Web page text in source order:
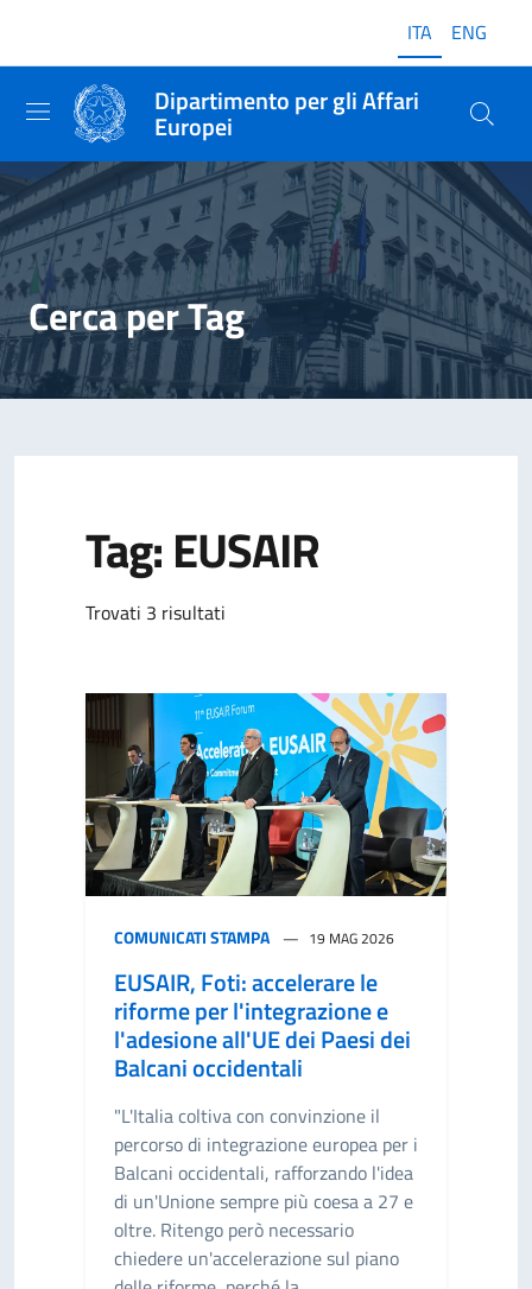
ITA ENG
Dipartimento per gli Affari
Europei
Cerca per Tag
Tag: EUSAIR
Trovati 3 risultati
COMUNICATI STAMPA 19 MAG 2026
EUSAIR, Foti: accelerare le
riforme per l'integrazione e
l'adesione all'UE dei Paesi dei
Balcani occidentali
"L'Italia coltiva con convinzione il
percorso di integrazione europea per i
Balcani occidentali, rafforzando l'idea
di un'Unione sempre più coesa a 27 e
oltre. Ritengo però necessario
chiedere un'accelerazione sul piano